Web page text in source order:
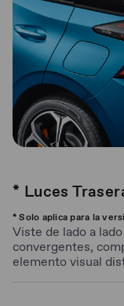
* Luces
* Solo aplica para la
Viste de lado a
convergentes,
elemento visual